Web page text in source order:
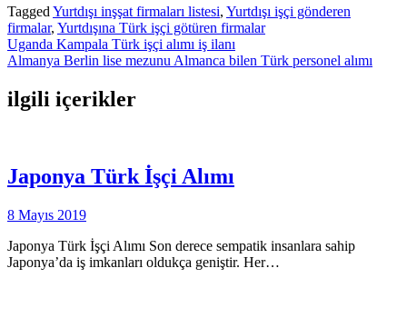
Tagged Yurtdışı inşşat firmaları listesi, Yurtdışı işçi gönderen
firmalar, Yurtdışına Türk işçi götüren firmalar
Yazı
gezinmesi
Uganda Kampala Türk işçi alımı iş ilanı
Almanya Berlin lise mezunu Almanca bilen Türk personel alımı
ilgili içerikler
Japonya Türk İşçi Alımı
8 Mayıs 2019
Japonya Türk İşçi Alımı Son derece sempatik insanlara sahip
Japonya’da iş imkanları oldukça geniştir. Her…